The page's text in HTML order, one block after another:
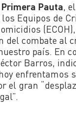
Primera Pauta ,
Equipos de
del combate al
país. En
Barros,
enfrentamos
el gran